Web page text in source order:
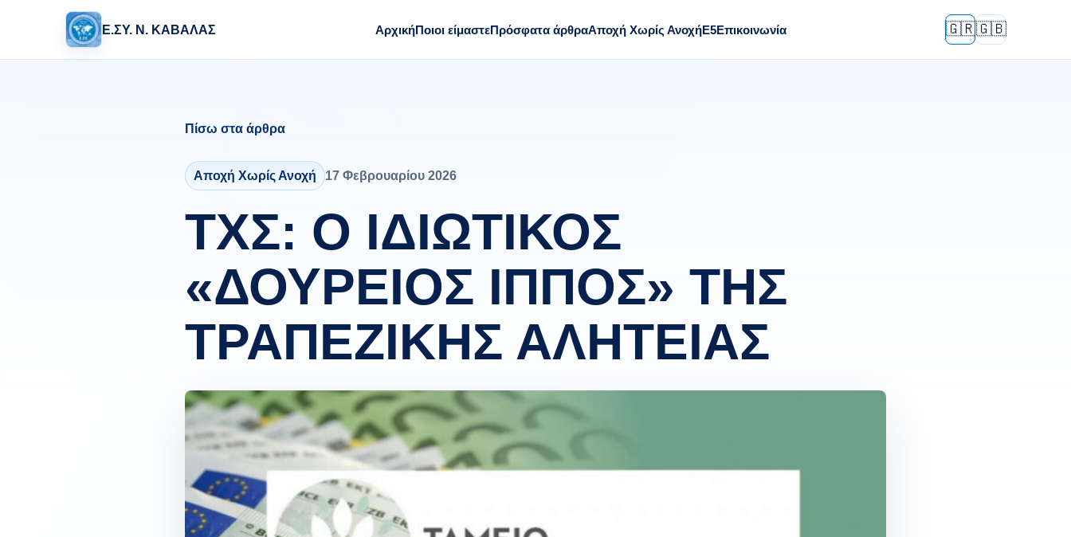
Ε.ΣΥ. Ν. ΚΑΒΑΛΑΣ ΑρχικήΠοιοι είμαστεΠρόσφατα άρθραΑποχή Χωρίς ΑνοχήΕ5Επικοινωνία 🇬🇷 🇬🇧
Πίσω στα άρθρα
Αποχή Χωρίς Ανοχή 17 Φεβρουαρίου 2026
ΤΧΣ: Ο ΙΔΙΩΤΙΚΟΣ
«ΔΟΥΡΕΙΟΣ ΙΠΠΟΣ» ΤΗΣ
ΤΡΑΠΕΖΙΚΗΣ ΑΛΗΤΕΙΑΣ